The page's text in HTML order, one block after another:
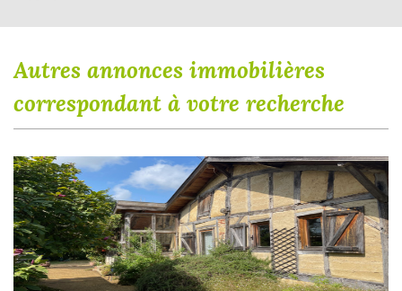
autres annonces immobilières
correspondant à votre recherche